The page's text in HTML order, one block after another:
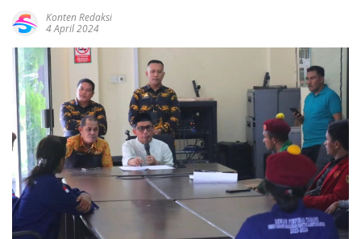
Konten Redaksi
4 April 2024